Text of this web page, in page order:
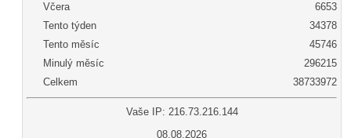
Včera
Tento týden
Tento měsíc
Minulý měsíc
Celkem
6653
34378
45746
296215
38733972
Vaše IP: 216.73.216.144
08.08.2026